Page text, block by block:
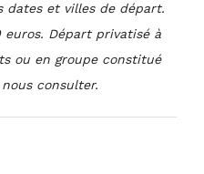
dates et villes de départ.
euros. Départ privatisé à
ou en groupe constitué
consulter.